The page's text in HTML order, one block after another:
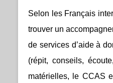
Selon les Français
trouver un
de services d’aide à
(répit, conseils,
matérielles, le CCAS